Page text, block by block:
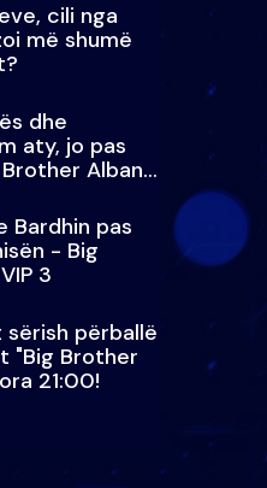
cili nga
më shumë
dhe
aty, jo pas
Albania
Bardhin pas
- Big
3
përballë
"Big Brother
21:00!